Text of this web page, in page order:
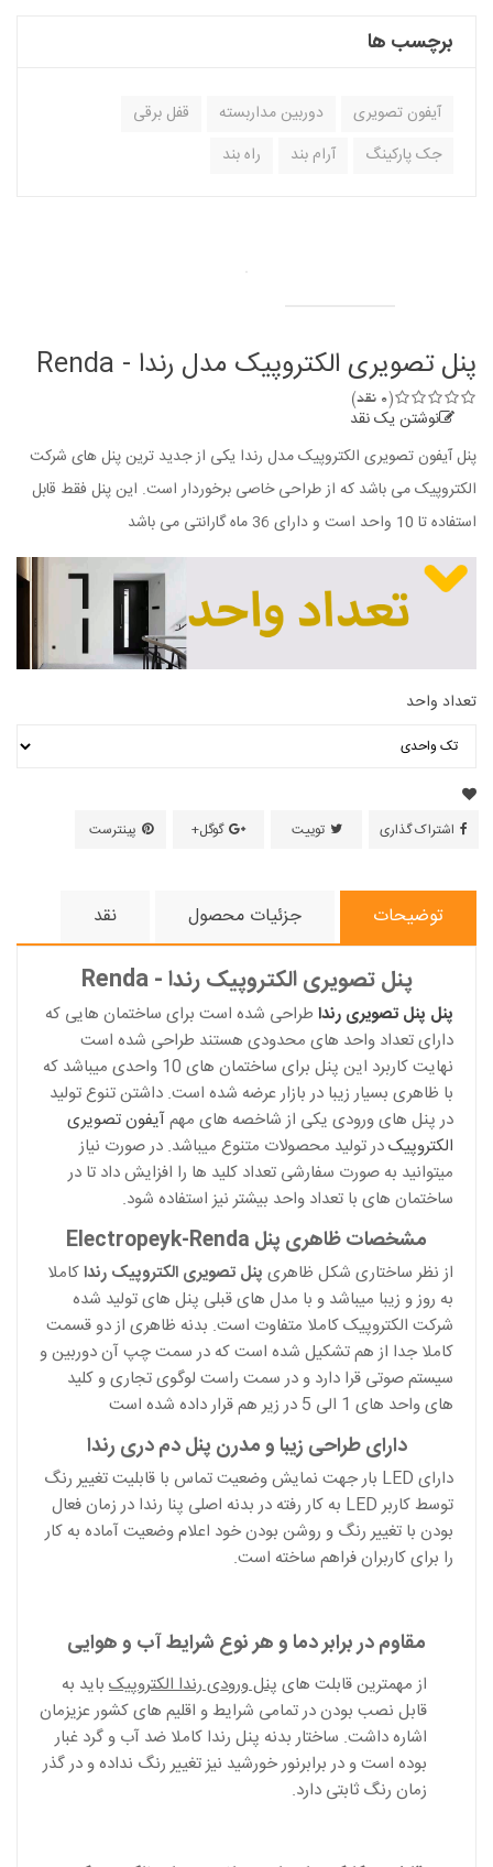
برچسب ها
آیفون تصویری دوربین مداربسته
قفل برقی
جک پارکینگ
آرام بند راه بند
پنل تصویری الکتروپیک مدل رندا - Renda
(0 نقد)
نوشتن یک نقد
پنل آیفون تصویری الکتروپیک مدل رندا یکی از جدید ترین پنل های شرکت
الکتروپیک می باشد که از طراحی خاصی برخوردار است. این پنل فقط قابل
استفاده تا 10 واحد است و دارای 36 ماه گارانتی می باشد
تعداد واحد
اشتراک گذاری توییت گوگل+ پینترست
توضیحات جزئیات محصول نقد
پنل تصویری الکتروپیک رندا - Renda
پنل پنل تصویری رندا طراحی شده است برای ساختمان هایی که
دارای تعداد واحد های محدودی هستند طراحی شده است
نهایت کاربرد این پنل برای ساختمان های 10 واحدی میباشد که
با ظاهری بسیار زیبا در بازار عرضه شده است. داشتن تنوع تولید
در پنل های ورودی یکی از شاخصه های مهمآیفون تصویری
الکتروپیکدر تولید محصولات متنوع میباشد. در صورت نیاز
میتوانید به صورت سفارشی تعداد کلید ها را افزایش داد تا در
ساختمان های با تعداد واحد بیشتر نیز استفاده شود.
مشخصات ظاهری پنل Electropeyk-Renda
از نظر ساختاری شکل ظاهری پنل تصویری الکتروپیک رنداکاملا
به روز و زیبا میباشد و با مدل های قبلی پنل های تولید شده
شرکت الکتروپیک کاملا متفاوت است. بدنه ظاهری از دو قسمت
کاملا جدا از هم تشکیل شده است که در سمت چپ آن دوربین و
سیستم صوتی قرا دارد و در سمت راست لوگوی تجاری و کلید
های واحد های 1 الی 5 در زیر هم قرار داده شده است
دارای طراحی زیبا و مدرن پنل دم دری رندا
دارای
بار جهت نمایش وضعیت تماس با قابلیت تغییر رنگ
توسط کاربرLED به کار رفته در بدنه اصلی پنا رندا در زمان فعال
بودن با تغییر رنگ و روشن بودن خود اعلام وضعیت آماده به کار
را برای کاربران فراهم ساخته است.
مقاوم در برابر دما و هر نوع شرایط آب و هوایی
از مهمترین قابلت های پنل ورودی رندا الکتروپیک باید به
قابل نصب بودن در تمامی شرایط و اقلیم های کشور عزیزمان
اشاره داشت. ساختار بدنه پنل رندا کاملا ضد آب و گرد غبار
بوده است و در برابرنور خورشید نیز تغییر رنگ نداده و در گذر
زمان رنگ ثابتی دارد.